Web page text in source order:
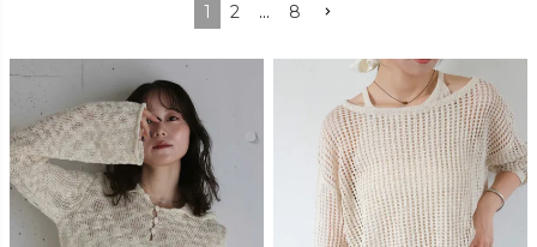
ORIGINAL HIT ITEM
カラー
1 2 … 8